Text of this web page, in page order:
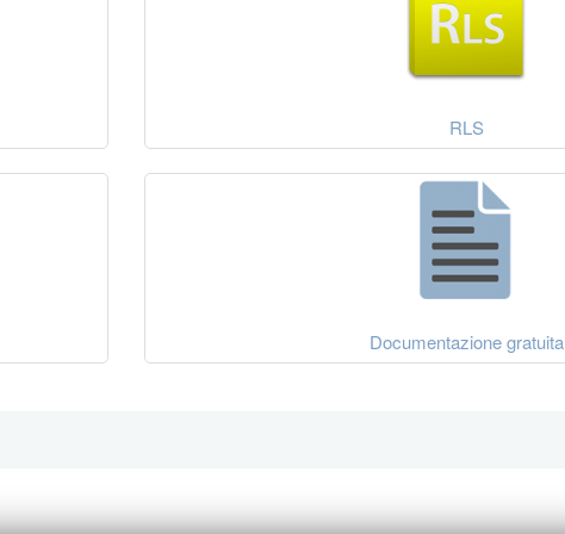
RLS
Documentazione gratuita